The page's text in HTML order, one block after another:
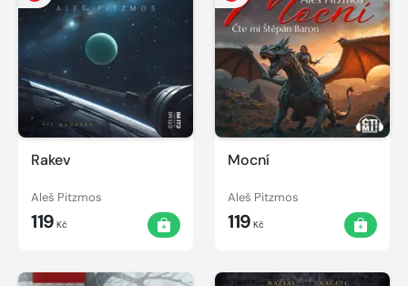
Rakev
Aleš Pitzmos
119 Kč
Mocní
Aleš Pitzmos
119 Kč